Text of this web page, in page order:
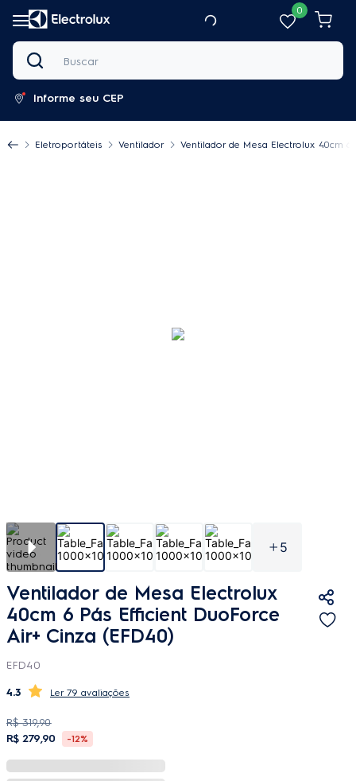
0
Buscar
Informe seu CEP
Eletroportáteis Ventilador Ventilador de Mesa Electrolux 40cm 6
5
Ventilador de Mesa Electrolux
40cm 6 Pás Efficient DuoForce
Air+ Cinza (EFD40)
EFD40
4.3 79 avaliações
R$ 319,90
R$ 279,90 -12%